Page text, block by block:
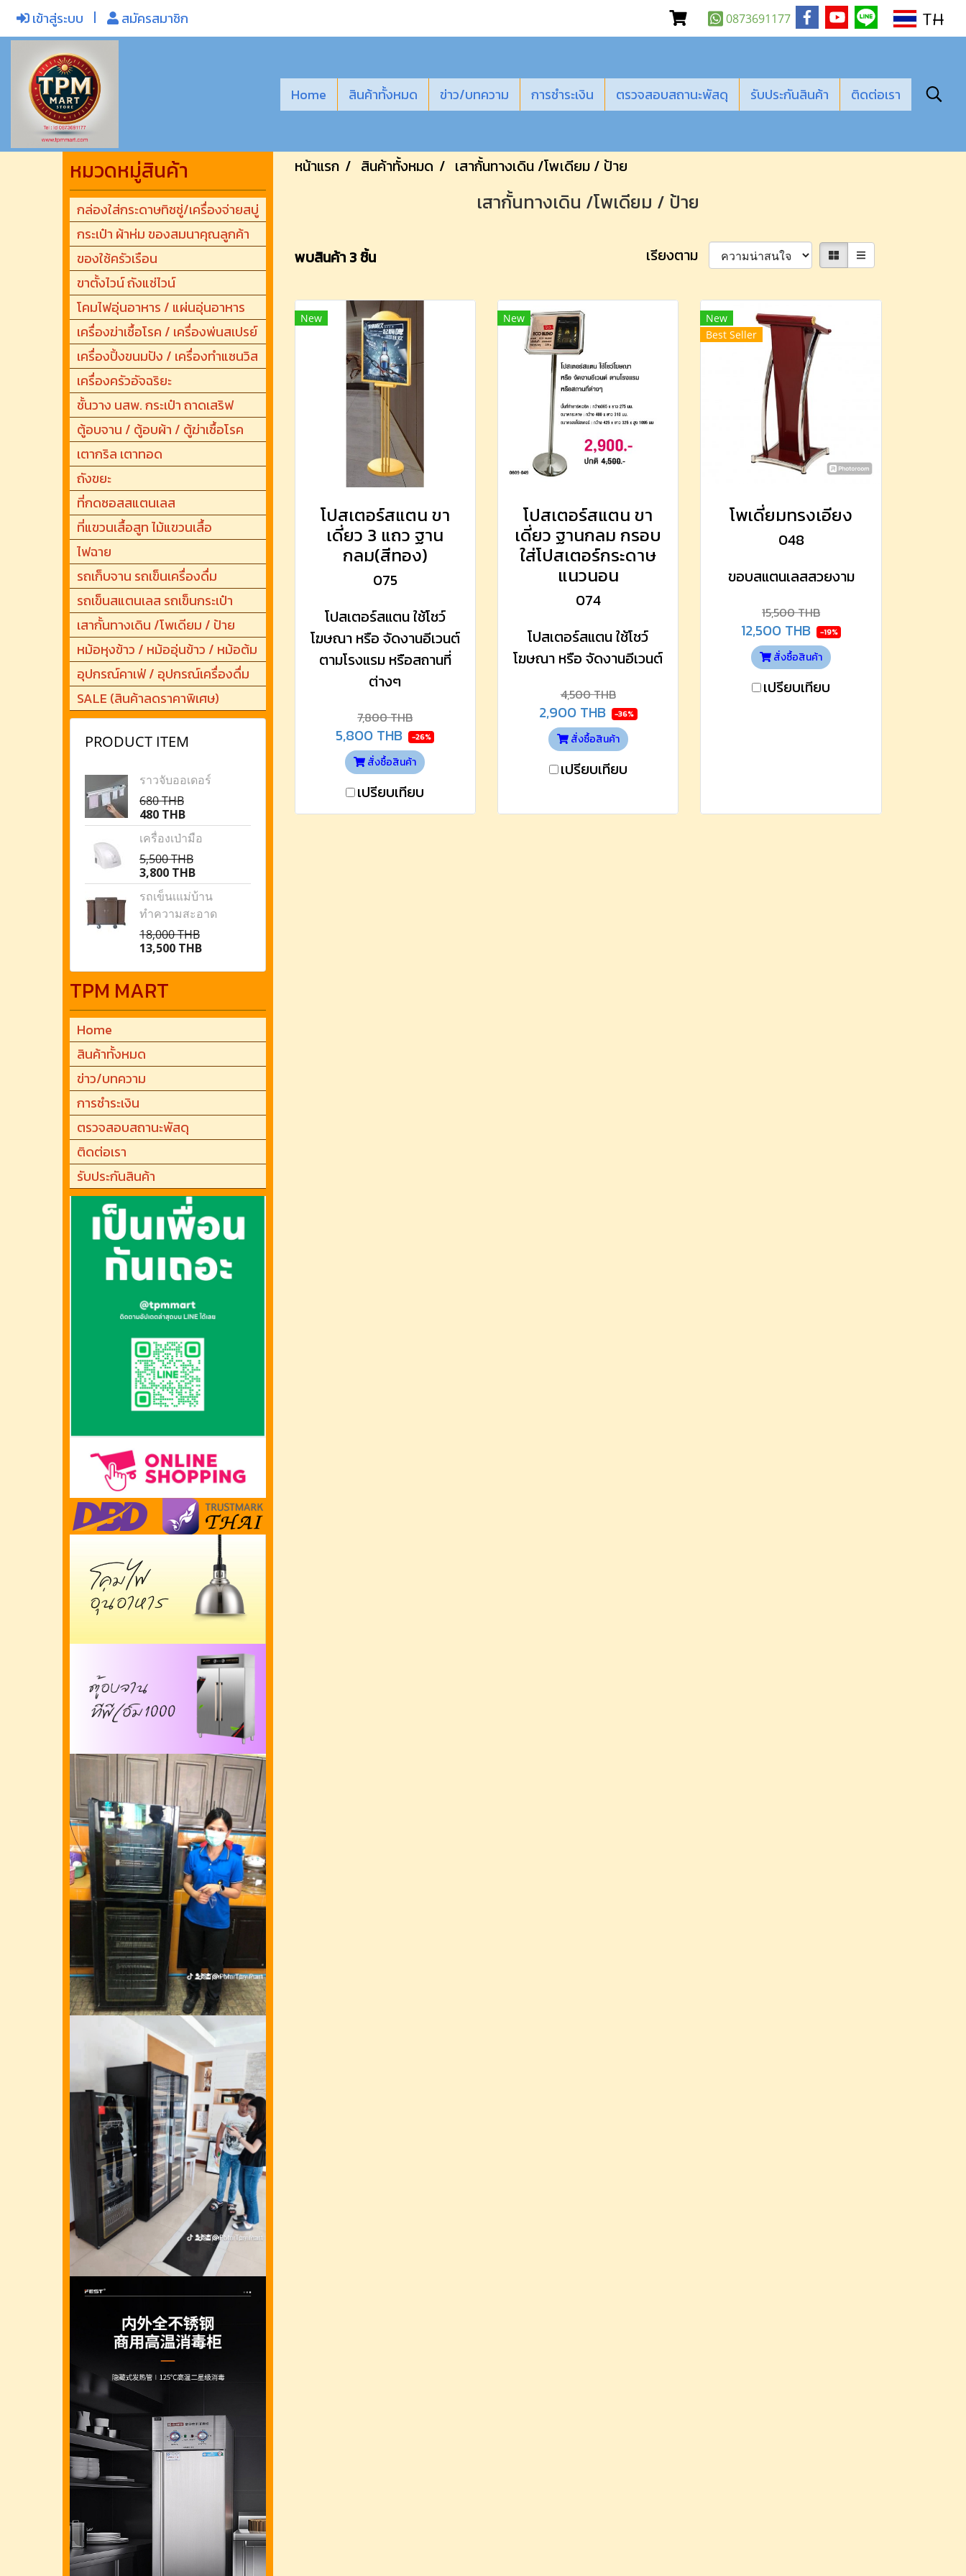
เข้าสู่ระบบ สมัครสมาชิก 0873691177 TH
Home สินค้าทั้งหมด ข่าว/บทความ การชำระเงิน ตรวจสอบสถานะพัสดุ รับประกันสินค้า ติดต่อเรา
หน้าแรก สินค้าทั้งหมด เสากั้นทางเดิน /โพเดียม / ป้าย
เสากั้นทางเดิน /โพเดียม / ป้าย
พบสินค้า 3 ชิ้น เรียงตาม
New
โปสเตอร์สแตน ขา
เดี่ยว 3 แถว ฐาน
กลม(สีทอง)
075
โปสเตอร์สแตน ใช้โชว์
โฆษณา หรือ จัดงานอีเวนต์
ตามโรงแรม หรือสถานที่
ต่างๆ
7,800 THB
5,800 THB -26%
สั่งซื้อสินค้า
เปรียบเทียบ
New
โปสเตอร์สแตน ขา
เดี่ยว ฐานกลม กรอบ
ใส่โปสเตอร์กระดาษ
แนวนอน
074
โปสเตอร์สแตน ใช้โชว์
โฆษณา หรือ จัดงานอีเวนต์
4,500 THB
2,900 THB -36%
สั่งซื้อสินค้า
เปรียบเทียบ
New
Best Seller
โพเดี่ยมทรงเอียง
048
ขอบสแตนเลสสวยงาม
15,500 THB
12,500 THB -19%
สั่งซื้อสินค้า
เปรียบเทียบ
หมวดหมู่สินค้า
กล่องใส่กระดาษทิชชู่/เครื่องจ่ายสบู่
กระเป๋า ผ้าห่ม ของสมนาคุณลูกค้า
ของใช้ครัวเรือน
ขาตั้งไวน์ ถังแช่ไวน์
โคมไฟอุ่นอาหาร / แผ่นอุ่นอาหาร
เครื่องฆ่าเชื้อโรค / เครื่องพ่นสเปรย์
เครื่องปิ้งขนมปัง / เครื่องทำแซนวิส
เครื่องครัวอัจฉริยะ
ชั้นวาง นสพ. กระเป๋า ถาดเสริฟ
ตู้อบจาน / ตู้อบผ้า / ตู้ฆ่าเชื้อโรค
เตากริล เตาทอด
ถังขยะ
ที่กดซอสสแตนเลส
ที่แขวนเสื้อสูท ไม้แขวนเสื้อ
ไฟฉาย
รถเก็บจาน รถเข็นเครื่องดื่ม
รถเข็นสแตนเลส รถเข็นกระเป๋า
เสากั้นทางเดิน /โพเดียม / ป้าย
หม้อหุงข้าว / หม้ออุ่นข้าว / หม้อต้ม
อุปกรณ์คาเฟ่ / อุปกรณ์เครื่องดื่ม
SALE (สินค้าลดราคาพิเศษ)
PRODUCT ITEM
ราวจับออเดอร์
680 THB
480 THB
เครื่องเป่ามือ
5,500 THB
3,800 THB
รถเข็นเแม่บ้าน
ทำความสะอาด
18,000 THB
13,500 THB
TPM MART
Home
สินค้าทั้งหมด
ข่าว/บทความ
การชำระเงิน
ตรวจสอบสถานะพัสดุ
ติดต่อเรา
รับประกันสินค้า